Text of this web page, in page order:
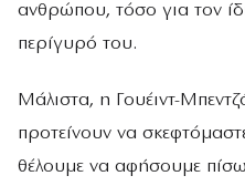
ανθρώπου, τόσο για τον
περίγυρό του.
Μάλιστα, η Γουέιντ-
προτείνουν να
θέλουμε να αφήσουμε